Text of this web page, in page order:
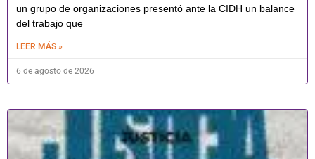
un grupo de organizaciones presentó ante la CIDH un balance
del trabajo que
LEER MÁS »
6 de agosto de 2026